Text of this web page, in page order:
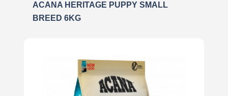
ACANA HERITAGE PUPPY SMALL
BREED 6KG